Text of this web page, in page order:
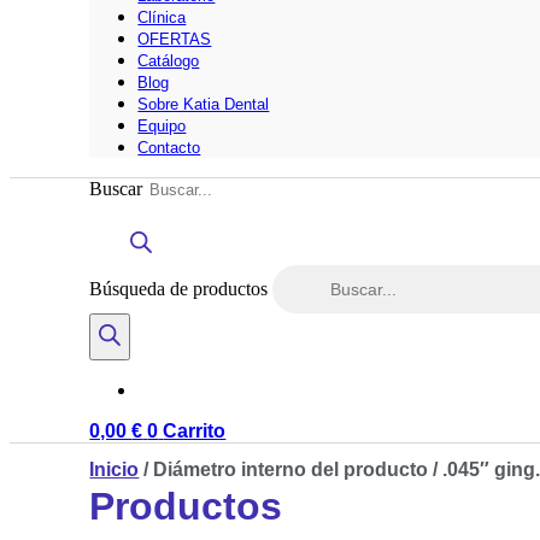
Clínica
OFERTAS
Catálogo
Blog
Sobre Katia Dental
Equipo
Contacto
Buscar
Búsqueda de productos
0,00€ 0 Carrito
Inicio / Diámetro interno del producto / .045″ ging.
Productos